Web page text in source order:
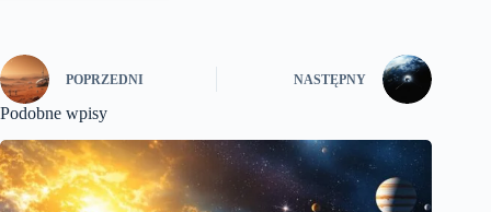
POPRZEDNI NASTĘPNY
Podobne wpisy